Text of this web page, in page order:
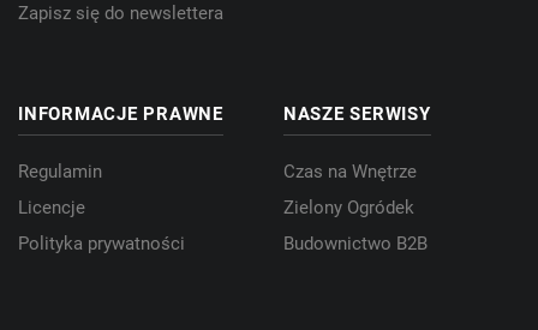
Zapisz się do newslettera
INFORMACJE PRAWNE
Regulamin
Licencje
Polityka prywatności
NASZE SERWISY
Czas na Wnętrze
Zielony Ogródek
Budownictwo B2B